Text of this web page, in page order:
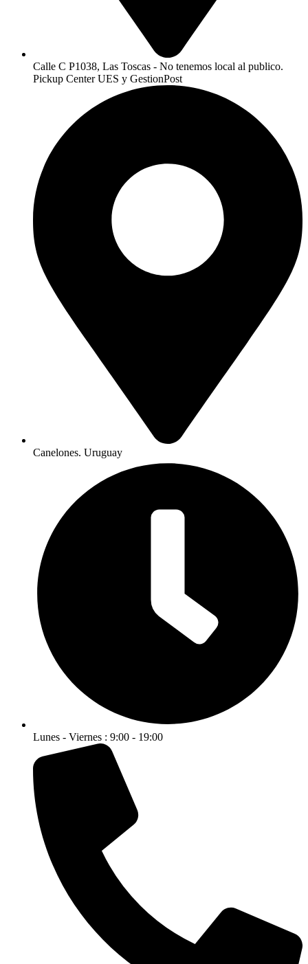
Calle C P1038, Las Toscas - No tenemos local al publico.
Pickup Center UES y GestionPost
Canelones. Uruguay
Lunes - Viernes : 9:00 - 19:00